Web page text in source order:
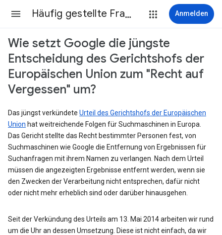
Häufig gestellte Fragen Anmelden
Wie setzt Google die jüngste
Entscheidung des Gerichtshofs der
Europäischen Union zum "Recht auf
Vergessen" um?
Das jüngst verkündete Urteil des Gerichtshofs der Europäischen
Union hat weitreichende Folgen für Suchmaschinen in Europa.
Das Gericht stellte das Recht bestimmter Personen fest, von
Suchmaschinen wie Google die Entfernung von Ergebnissen für
Suchanfragen mit ihrem Namen zu verlangen. Nach dem Urteil
müssen die angezeigten Ergebnisse entfernt werden, wenn sie
den Zwecken der Verarbeitung nicht entsprechen, dafür nicht
oder nicht mehr erheblich sind oder darüber hinausgehen.
Seit der Verkündung des Urteils am 13. Mai 2014 arbeiten wir rund
um die Uhr an dessen Umsetzung. Diese ist nicht einfach, da wir